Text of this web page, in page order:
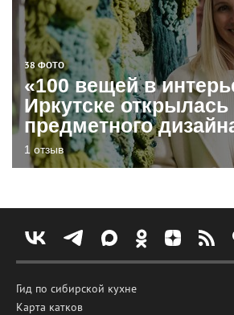
38 ФОТО
«100 вещей в
Иркутске
предметного
1 отзыв
Гид по сибирской кухне
Карта катков